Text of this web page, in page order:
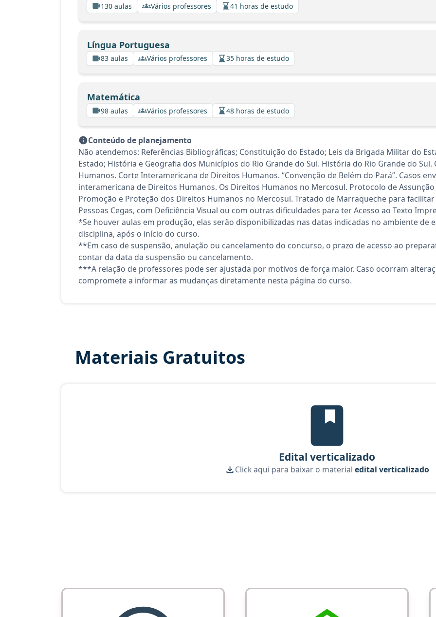
130 aulas Vários professores 41 horas de estudo
Língua Portuguesa
83 aulas Vários professores 35 horas de estudo
Matemática
98 aulas Vários professores 48 horas de estudo
Conteúdo de planejamento
Não atendemos: Referências Bibliográficas; Constituição do Estado; Leis da Brigada Militar do
Estado; História e Geografia dos Municípios do Rio Grande do Sul. História do Rio Grande do
Humanos. Corte Interamericana de Direitos Humanos. “Convenção de Belém do Pará”. Casos
interamericana de Direitos Humanos. Os Direitos Humanos no Mercosul. Protocolo de
Promoção e Proteção dos Direitos Humanos no Mercosul. Tratado de Marraqueche para facilitar
Pessoas Cegas, com Deficiência Visual ou com outras dificuldades para ter Acesso ao Texto
*Se houver aulas em produção, elas serão disponibilizadas nas datas indicadas no ambiente de
disciplina, após o início do curso.
**Em caso de suspensão, anulação ou cancelamento do concurso, o prazo de acesso ao
contar da data da suspensão ou cancelamento.
***A relação de professores pode ser ajustada por motivos de força maior. Caso ocorram
compromete a informar as mudanças diretamente nesta página do curso.
Materiais Gratuitos
edital verticalizado, material
Edital verticalizado
Click aqui para baixar o material edital verticalizado